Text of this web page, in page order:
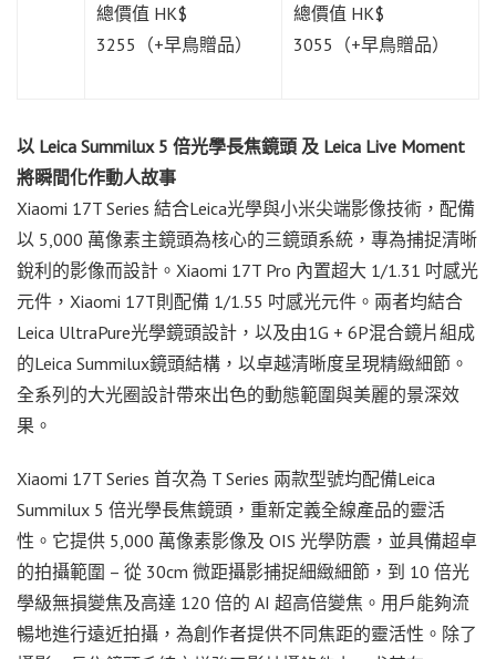
總價值 HK$
3255（+早鳥贈品）
總價值 HK$
3055（+早鳥贈品）
以 Leica Summilux 5 倍光學長焦鏡頭 及 Leica Live Moment
將瞬間化作動人故事
Xiaomi 17T Series 結合Leica光學與小米尖端影像技術，配備
以 5,000 萬像素主鏡頭為核心的三鏡頭系統，專為捕捉清晰
銳利的影像而設計。Xiaomi 17T Pro 內置超大 1/1.31 吋感光
元件，Xiaomi 17T則配備 1/1.55 吋感光元件。兩者均結合
Leica UltraPure光學鏡頭設計，以及由1G + 6P混合鏡片組成
的Leica Summilux鏡頭結構，以卓越清晰度呈現精緻細節。
全系列的大光圈設計帶來出色的動態範圍與美麗的景深效
果。
Xiaomi 17T Series 首次為 T Series 兩款型號均配備Leica
Summilux 5 倍光學長焦鏡頭，重新定義全線產品的靈活
性。它提供 5,000 萬像素影像及 OIS 光學防震，並具備超卓
的拍攝範圍 – 從 30cm 微距攝影捕捉細緻細節，到 10 倍光
學級無損變焦及高達 120 倍的 AI 超高倍變焦。用戶能夠流
暢地進行遠近拍攝，為創作者提供不同焦距的靈活性。除了